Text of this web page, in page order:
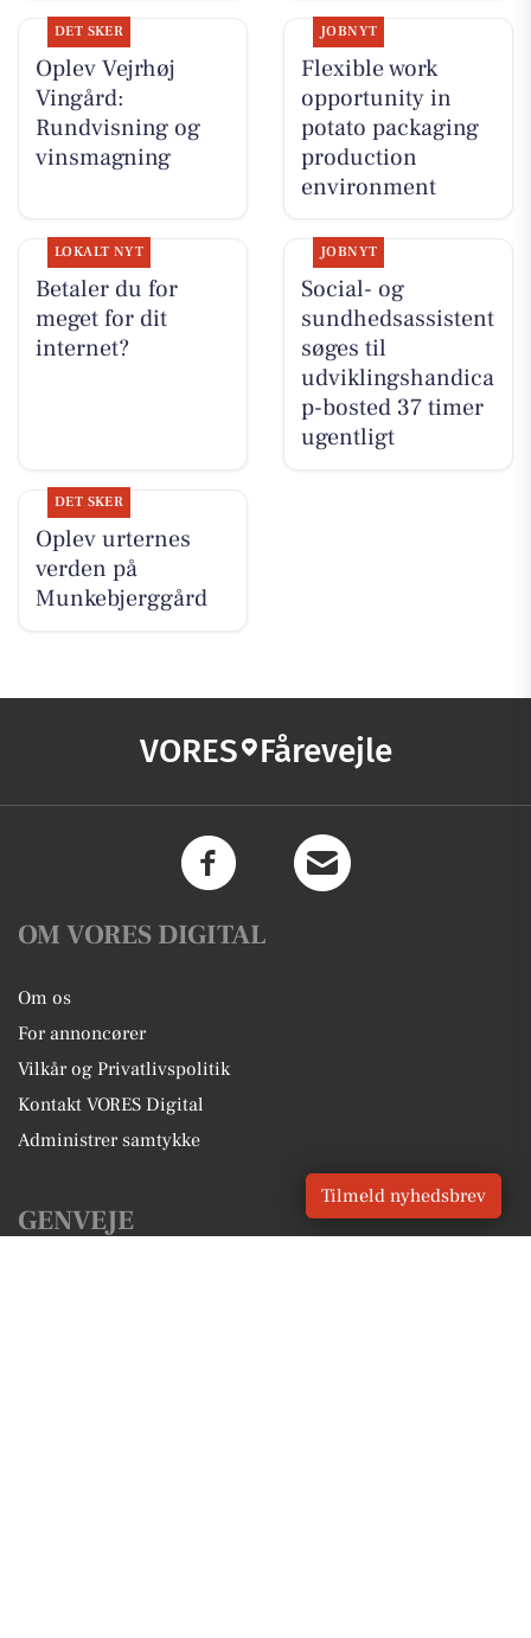
DET SKER
Oplev Vejrhøj
Vingård:
Rundvisning og
vinsmagning
JOBNYT
Flexible work
opportunity in
potato packaging
production
environment
LOKALT NYT
Betaler du for
meget for dit
internet?
JOBNYT
Social- og
sundhedsassistent
søges til
udviklingshandica
p-bosted 37 timer
ugentligt
DET SKER
Oplev urternes
verden på
Munkebjerggård
VORES Fårevejle
OM VORES DIGITAL
Om os
For annoncører
Vilkår og Privatlivspolitik
Kontakt VORES Digital
Administrer samtykke
GENVEJE
Tilmeld nyhedsbrev